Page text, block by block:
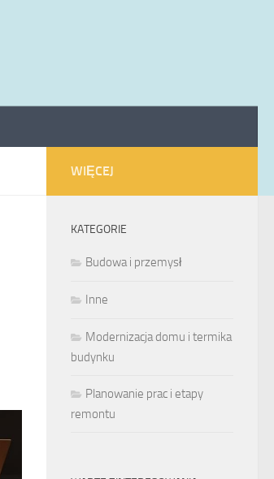
WIĘCEJ
KATEGORIE
Budowa i przemysł
Inne
Modernizacja domu i termika
budynku
Planowanie prac i etapy
remontu